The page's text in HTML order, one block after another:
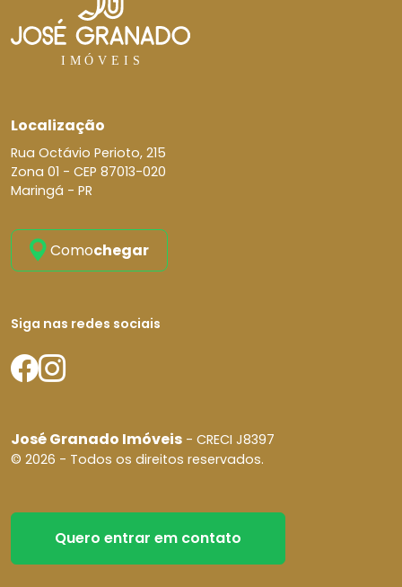
Localização
Rua Octávio Perioto, 215
Zona 01 - CEP 87013-020
Maringá - PR
Comochegar
Siga nas redes sociais
José Granado Imóveis - CRECI J8397
© 2026 - Todos os direitos reservados.
Quero entrar em contato